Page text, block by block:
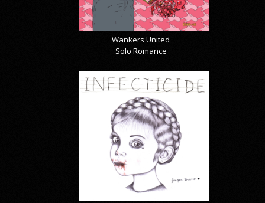
Wankers United
Solo Romance